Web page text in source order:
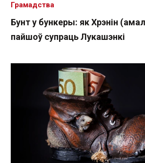
Бунт у бункеры: як Хрэнін
пайшоў супраць Лукашэнкі
Грамадства